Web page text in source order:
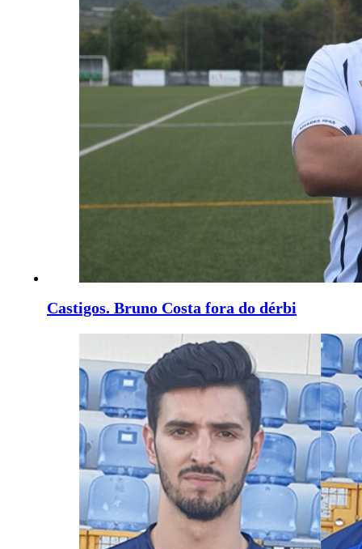
Castigos. Bruno Costa fora do dérbi